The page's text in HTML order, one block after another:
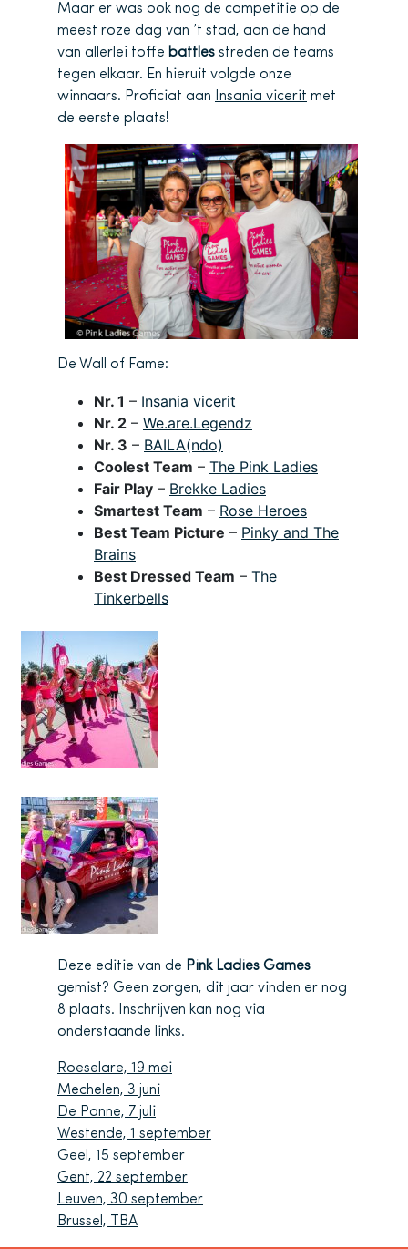
Maar er was ook nog de competitie op de
meest roze dag van ’t stad, aan de hand
van allerlei toffe battles streden de teams
tegen elkaar. En hieruit volgde onze
winnaars. Proficiat aan
Insania vicerit met
de eerste plaats!
De Wall of Fame:
Nr. 1 – Insania vicerit
Nr. 2 – We.are.Legendz
Nr. 3 – BAILA(ndo)
Coolest Team – The Pink Ladies
Fair Play – Brekke Ladies
Smartest Team – Rose Heroes
Best Team Picture – Pinky and The
Brains
Best Dressed Team – The
Tinkerbells
Deze editie van de Pink Ladies Games
gemist? Geen zorgen, dit jaar vinden er nog
8 plaats. Inschrijven kan nog via
onderstaande links.
Roeselare, 19 mei
Mechelen, 3 juni
De Panne, 7 juli
Westende, 1 september
Geel, 15 september
Gent, 22 september
Leuven, 30 september
Brussel, TBA